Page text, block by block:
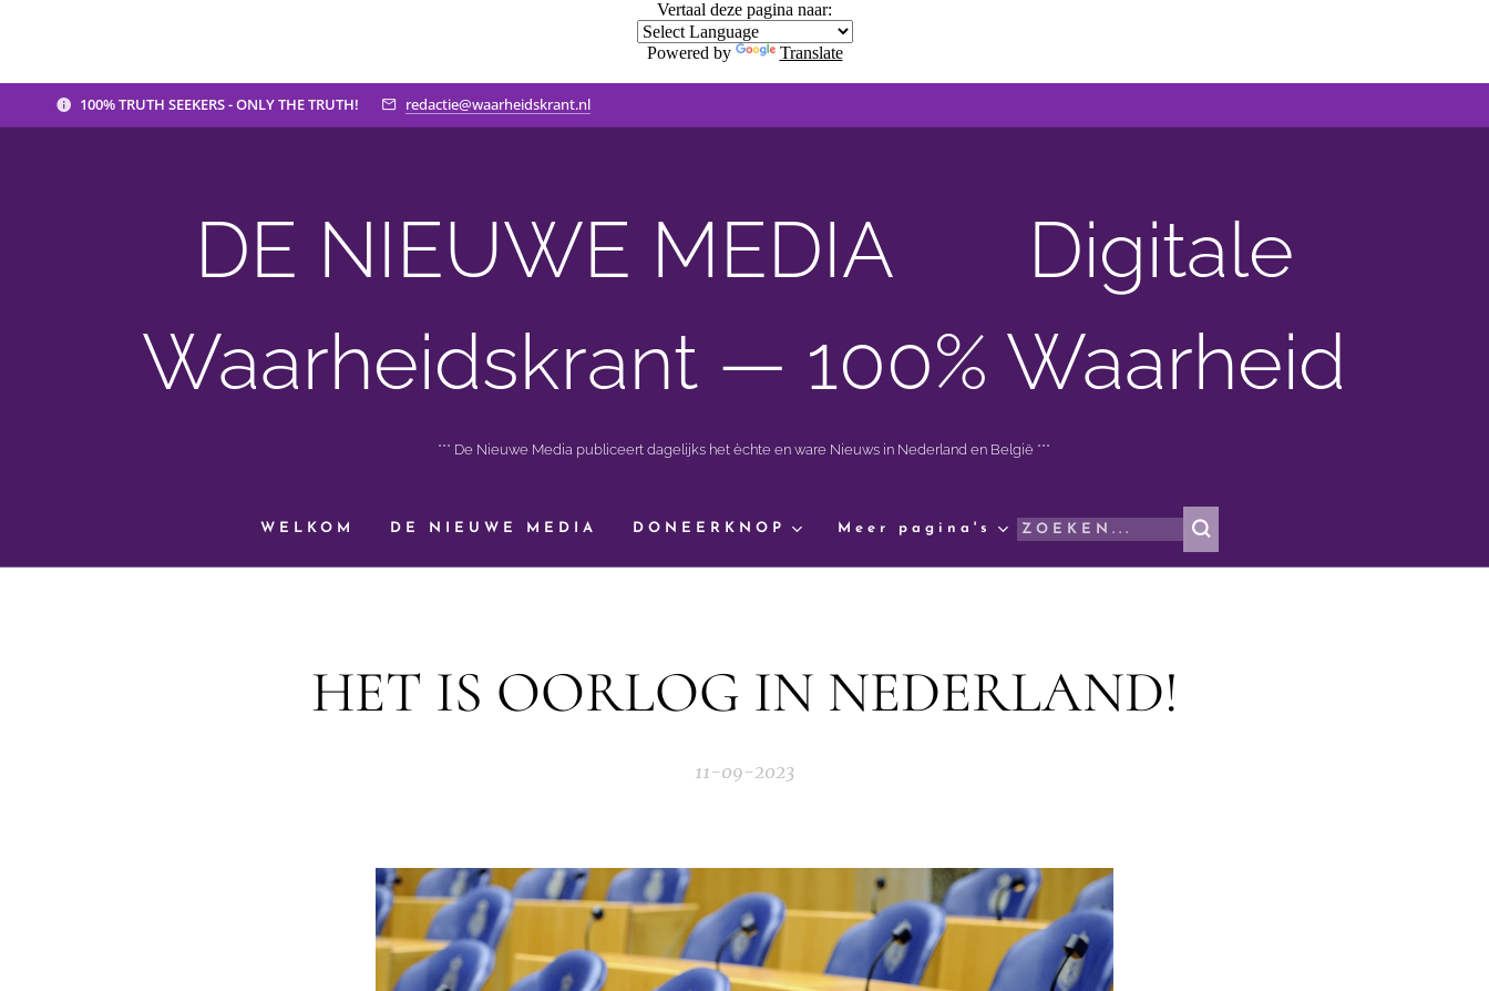
Vertaal deze pagina naar:
Powered by Translate
100% TRUTH SEEKERS - ONLY THE TRUTH! redactie@waarheidskrant.nl
DE NIEUWE MEDIA 🟣 Digitale
Waarheidskrant — 100% Waarheid
*** De Nieuwe Media publiceert dagelijks het èchte en ware Nieuws in Nederland en België ***
WELKOM DE NIEUWE MEDIA DONEERKNOP Meer pagina's
HET IS OORLOG IN NEDERLAND!
11-09-2023